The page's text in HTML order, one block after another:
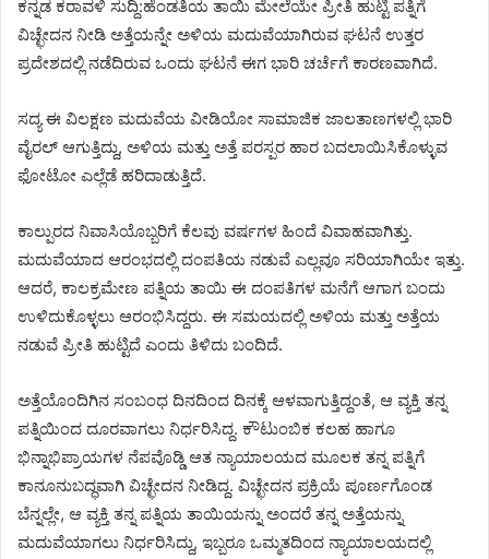
ಕನ್ನಡ ಕರಾವಳಿ ಸುದ್ದಿ:ಹೆಂಡತಿಯ ತಾಯಿ ಮೇಲೆಯೇ ಪ್ರೀತಿ ಹುಟ್ಟಿ ಪತ್ನಿಗೆ
ವಿಚ್ಛೇದನ ನೀಡಿ ಅತ್ತೆಯನ್ನೇ ಅಳಿಯ ಮದುವೆಯಾಗಿರುವ ಘಟನೆ ಉತ್ತರ
ಪ್ರದೇಶದಲ್ಲಿ ನಡೆದಿರುವ ಒಂದು ಘಟನೆ ಈಗ ಭಾರಿ ಚರ್ಚೆಗೆ ಕಾರಣವಾಗಿದೆ.
ಸದ್ಯ ಈ ವಿಲಕ್ಷಣ ಮದುವೆಯ ವೀಡಿಯೋ ಸಾಮಾಜಿಕ ಜಾಲತಾಣಗಳಲ್ಲಿ ಭಾರಿ
ವೈರಲ್ ಆಗುತ್ತಿದ್ದು, ಅಳಿಯ ಮತ್ತು ಅತ್ತೆ ಪರಸ್ಪರ ಹಾರ ಬದಲಾಯಿಸಿಕೊಳ್ಳುವ
ಫೋಟೋ ಎಲ್ಲೆಡೆ ಹರಿದಾಡುತ್ತಿದೆ.
ಕಾಲ್ಪುರದ ನಿವಾಸಿಯೊಬ್ಬರಿಗೆ ಕೆಲವು ವರ್ಷಗಳ ಹಿಂದೆ ವಿವಾಹವಾಗಿತ್ತು.
ಮದುವೆಯಾದ ಆರಂಭದಲ್ಲಿ ದಂಪತಿಯ ನಡುವೆ ಎಲ್ಲವೂ ಸರಿಯಾಗಿಯೇ ಇತ್ತು.
ಆದರೆ, ಕಾಲಕ್ರಮೇಣ ಪತ್ನಿಯ ತಾಯಿ ಈ ದಂಪತಿಗಳ ಮನೆಗೆ ಆಗಾಗ ಬಂದು
ಉಳಿದುಕೊಳ್ಳಲು ಆರಂಭಿಸಿದ್ದರು. ಈ ಸಮಯದಲ್ಲಿ ಅಳಿಯ ಮತ್ತು ಅತ್ತೆಯ
ನಡುವೆ ಪ್ರೀತಿ ಹುಟ್ಟಿದೆ ಎಂದು ತಿಳಿದು ಬಂದಿದೆ.
ಅತ್ತೆಯೊಂದಿಗಿನ ಸಂಬಂಧ ದಿನದಿಂದ ದಿನಕ್ಕೆ ಆಳವಾಗುತ್ತಿದ್ದಂತೆ, ಆ ವ್ಯಕ್ತಿ ತನ್ನ
ಪತ್ನಿಯಿಂದ ದೂರವಾಗಲು ನಿರ್ಧರಿಸಿದ್ದ. ಕೌಟುಂಬಿಕ ಕಲಹ ಹಾಗೂ
ಭಿನ್ನಾಭಿಪ್ರಾಯಗಳ ನೆಪವೊಡ್ಡಿ ಆತ ನ್ಯಾಯಾಲಯದ ಮೂಲಕ ತನ್ನ ಪತ್ನಿಗೆ
ಕಾನೂನುಬದ್ಧವಾಗಿ ವಿಚ್ಛೇದನ ನೀಡಿದ್ದ. ವಿಚ್ಛೇದನ ಪ್ರಕ್ರಿಯೆ ಪೂರ್ಣಗೊಂಡ
ಬೆನ್ನಲ್ಲೇ, ಆ ವ್ಯಕ್ತಿ ತನ್ನ ಪತ್ನಿಯ ತಾಯಿಯನ್ನು ಅಂದರೆ ತನ್ನ ಅತ್ತೆಯನ್ನು
ಮದುವೆಯಾಗಲು ನಿರ್ಧರಿಸಿದ್ದು, ಇಬ್ಬರೂ ಒಮ್ಮತದಿಂದ ನ್ಯಾಯಾಲಯದಲ್ಲಿ